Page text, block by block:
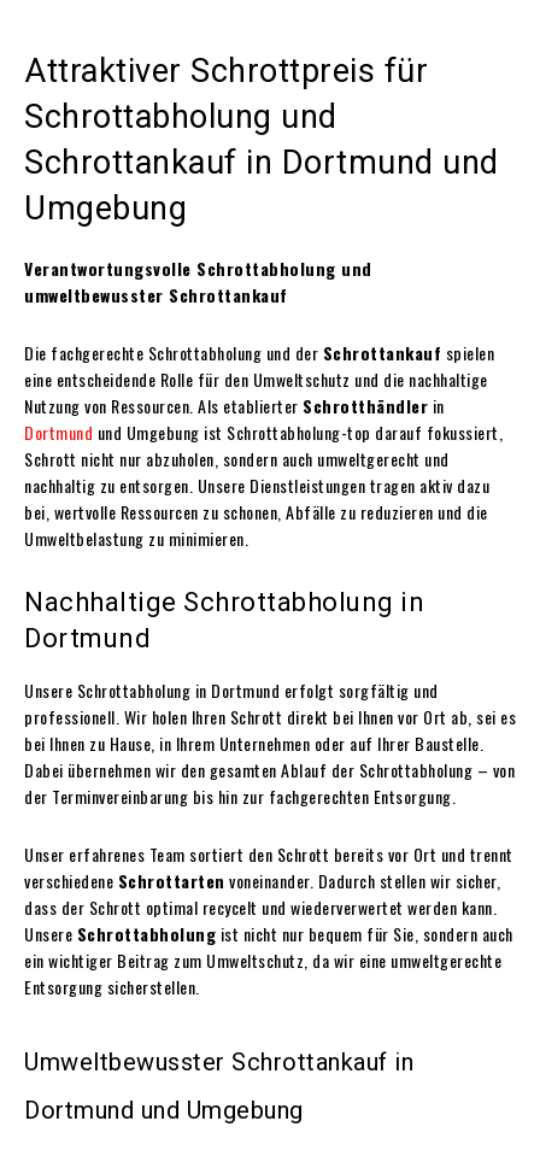
Attraktiver Schrottpreis für
Schrottabholung und
Schrottankauf in Dortmund und
Umgebung
Verantwortungsvolle Schrottabholung und
umweltbewusster Schrottankauf
Die fachgerechte Schrottabholung und der Schrottankauf spielen
eine entscheidende Rolle für den Umweltschutz und die nachhaltige
Nutzung von Ressourcen. Als etablierter Schrotthändler in
Dortmund und Umgebung ist Schrottabholung-top darauf fokussiert,
Schrott nicht nur abzuholen, sondern auch umweltgerecht und
nachhaltig zu entsorgen. Unsere Dienstleistungen tragen aktiv dazu
bei, wertvolle Ressourcen zu schonen, Abfälle zu reduzieren und die
Umweltbelastung zu minimieren.
Nachhaltige Schrottabholung in
Dortmund
Unsere Schrottabholung in Dortmund erfolgt sorgfältig und
professionell. Wir holen Ihren Schrott direkt bei Ihnen vor Ort ab, sei es
bei Ihnen zu Hause, in Ihrem Unternehmen oder auf Ihrer Baustelle.
Dabei übernehmen wir den gesamten Ablauf der Schrottabholung – von
der Terminvereinbarung bis hin zur fachgerechten Entsorgung.
Unser erfahrenes Team sortiert den Schrott bereits vor Ort und trennt
verschiedene Schrottarten voneinander. Dadurch stellen wir sicher,
dass der Schrott optimal recycelt und wiederverwertet werden kann.
Unsere Schrottabholung ist nicht nur bequem für Sie, sondern auch
ein wichtiger Beitrag zum Umweltschutz, da wir eine umweltgerechte
Entsorgung sicherstellen.
Umweltbewusster Schrottankauf in
Dortmund und Umgebung